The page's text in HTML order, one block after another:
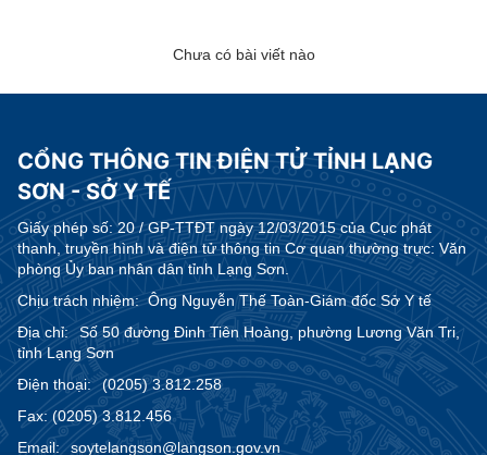
Chưa có bài viết nào
CỔNG THÔNG TIN ĐIỆN TỬ TỈNH LẠNG
SƠN - SỞ Y TẾ
Giấy phép số:20 / GP-TTĐT ngày 12/03/2015 của Cục phát
thanh, truyền hình và điện tử thông tin Cơ quan thường trực: Văn
phòng Ủy ban nhân dân tỉnh Lạng Sơn.
Chịu trách nhiệm:Ông Nguyễn Thế Toàn-Giám đốc Sở Y tế
Địa chỉ:
Số 50 đường Đinh Tiên Hoàng, phường Lương Văn Tri,
tỉnh Lạng Sơn
Điện thoại:
(0205) 3.812.258
Fax:(0205) 3.812.456
Email:
soytelangson@langson.gov.vn